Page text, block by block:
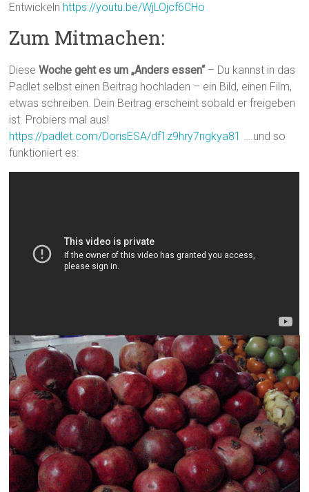
Entwickeln https://youtu.be/WjLOjcf6CHo
Zum Mitmachen:
DieseWoche geht es um „Anders essen“ – Du kannst in das
Padlet selbst einen Beitrag hochladen – ein Bild, einen Film,
etwas schreiben. Dein Beitrag erscheint sobald er freigeben
ist. Probiers mal aus!
https://padlet.com/DorisESA/df1z9hry7ngkya81 ….und so
funktioniert es: